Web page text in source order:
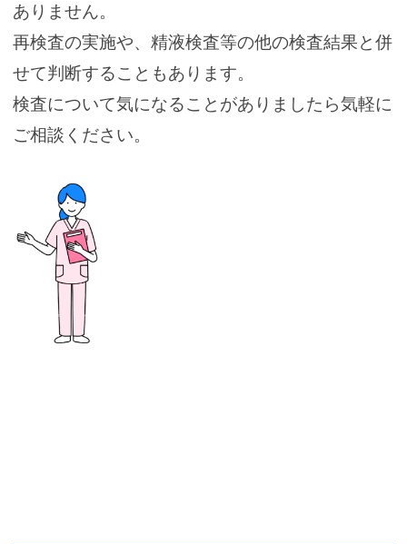
ありません。
再検査の実施や、精液検査等の他の検査結果と併
せて判断することもあります。
検査について気になることがありましたら気軽に
ご相談ください。